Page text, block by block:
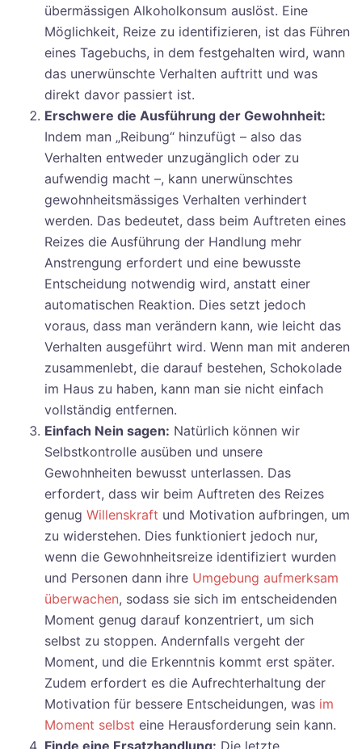
übermässigen Alkoholkonsum auslöst. Eine
Möglichkeit, Reize zu identifizieren, ist das Führen
eines Tagebuchs, in dem festgehalten wird, wann
das unerwünschte Verhalten auftritt und was
direkt davor passiert ist.
Erschwere die Ausführung der Gewohnheit:
Indem man „Reibung“ hinzufügt – also das
Verhalten entweder unzugänglich oder zu
aufwendig macht –, kann unerwünschtes
gewohnheitsmässiges Verhalten verhindert
werden. Das bedeutet, dass beim Auftreten eines
Reizes die Ausführung der Handlung mehr
Anstrengung erfordert und eine bewusste
Entscheidung notwendig wird, anstatt einer
automatischen Reaktion. Dies setzt jedoch
voraus, dass man verändern kann, wie leicht das
Verhalten ausgeführt wird. Wenn man mit anderen
zusammenlebt, die darauf bestehen, Schokolade
im Haus zu haben, kann man sie nicht einfach
vollständig entfernen.
Einfach Nein sagen: Natürlich können wir
Selbstkontrolle ausüben und unsere
Gewohnheiten bewusst unterlassen. Das
erfordert, dass wir beim Auftreten des Reizes
genug Willenskraft und Motivation aufbringen, um
zu widerstehen. Dies funktioniert jedoch nur,
wenn die Gewohnheitsreize identifiziert wurden
und Personen dann ihre Umgebung aufmerksam
überwachen, sodass sie sich im entscheidenden
Moment genug darauf konzentriert, um sich
selbst zu stoppen. Andernfalls vergeht der
Moment, und die Erkenntnis kommt erst später.
Zudem erfordert es die Aufrechterhaltung der
Motivation für bessere Entscheidungen, was im
Moment selbst eine Herausforderung sein kann.
Finde eine Ersatzhandlung: Die letzte